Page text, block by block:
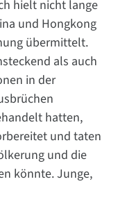
hielt nicht lange
und Hongkong
übermittelt.
als auch
in der
hatten,
und taten
und die
könnte. Junge,